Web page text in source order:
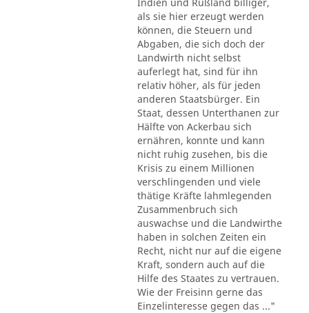
als sie hier erzeugt werden
können, die Steuern und
Abgaben, die sich doch der
Landwirth nicht selbst
auferlegt hat, sind für ihn
relativ höher, als für jeden
anderen Staatsbürger. Ein
Staat, dessen Unterthanen zur
Hälfte von Ackerbau sich
ernähren, konnte und kann
nicht ruhig zusehen, bis die
Krisis zu einem Millionen
verschlingenden und viele
thätige Kräfte lahmlegenden
Zusammenbruch sich
auswachse und die Landwirthe
haben in solchen Zeiten ein
Recht, nicht nur auf die eigene
Kraft, sondern auch auf die
Hilfe des Staates zu vertrauen.
Wie der Freisinn gerne das
Einzelinteresse gegen das ..."